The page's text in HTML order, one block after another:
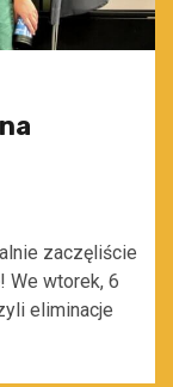
zaczęliście
We wtorek, 6
eliminacje